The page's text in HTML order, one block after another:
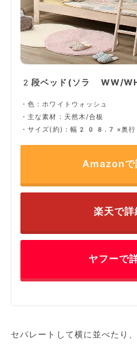
2段ベッド(ソラ WW/
・色：ホワイトウォッシュ
・主な素材：天然木/合板
・サイズ(約)：幅208.7×
Amazonで
楽天で詳
ヤフーで
セパレートして横に並べたり